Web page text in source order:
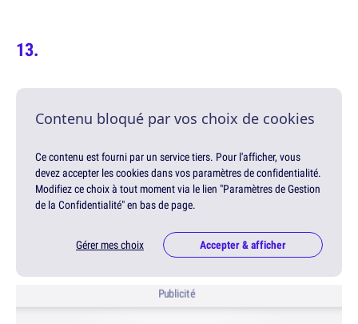
Contenu bloqué par vos choix de cookies
Ce contenu est fourni par un service tiers. Pour l'afficher, vous
devez accepter les cookies dans vos paramètres de confidentialité.
Modifiez ce choix à tout moment via le lien "Paramètres de Gestion
de la Confidentialité" en bas de page.
Gérer mes choix Accepter & afficher
Publicité